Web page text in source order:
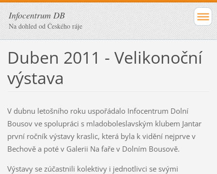
Infocentrum DB
Na dohled od Českého ráje
Duben 2011 - Velikonoční
výstava
V dubnu letošního roku uspořádalo Infocentrum Dolní
Bousov ve spolupráci s mladoboleslavským klubem Jantar
první ročník výstavy kraslic, která byla k vidění nejprve v
Bechově a poté v Galerii Na faře v Dolním Bousově.
Výstavy se zúčastnili kolektivy i jednotlivci se svými